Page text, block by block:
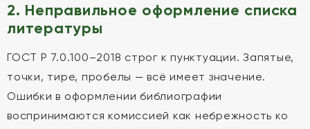
2. Неправильное оформление списка
литературы
ГОСТ Р 7.0.100–2018 строг к пунктуации. Запятые,
точки, тире, пробелы — всё имеет значение.
Ошибки в оформлении библиографии
воспринимаются комиссией как небрежность ко